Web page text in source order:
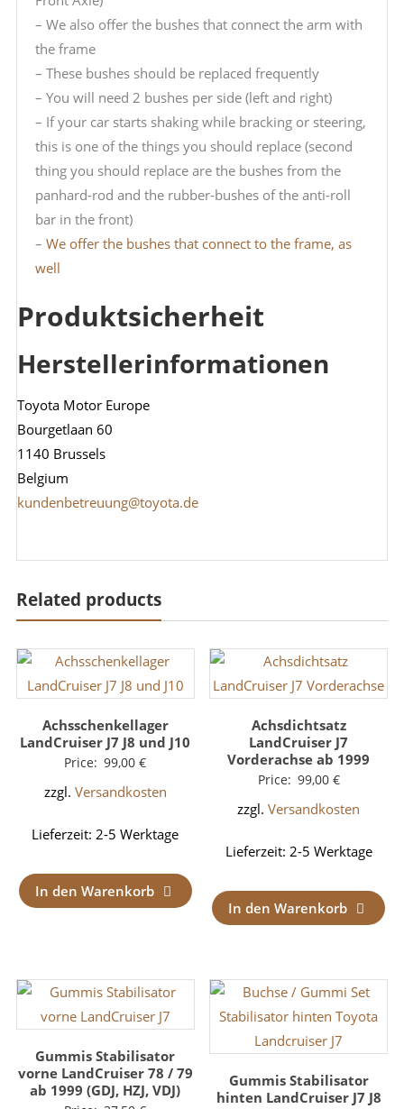
– We also offer the bushes that connect the arm with
the frame
– These bushes should be replaced frequently
– You will need 2 bushes per side (left and right)
– If your car starts shaking while bracking or steering,
this is one of the things you should replace (second
thing you should replace are the bushes from the
panhard-rod and the rubber-bushes of the anti-roll
bar in the front)
– We offer the bushes that connect to the frame, as
well
Produktsicherheit
Herstellerinformationen
Toyota Motor Europe
Bourgetlaan 60
1140 Brussels
Belgium
kundenbetreuung@toyota.de
Related products
Achsschenkellager
LandCruiser J7 J8 und J10
Price: 99,00€
zzgl. Versandkosten
Lieferzeit:2-5 Werktage
In den Warenkorb
Achsdichtsatz
LandCruiser J7
Vorderachse ab 1999
Price: 99,00 €
zzgl.Versandkosten
Lieferzeit: 2-5 Werktage
In den Warenkorb
Gummis Stabilisator
vorne LandCruiser 78 / 79
ab 1999 (GDJ, HZJ, VDJ)
Gummis Stabilisator
hinten LandCruiser J7 J8